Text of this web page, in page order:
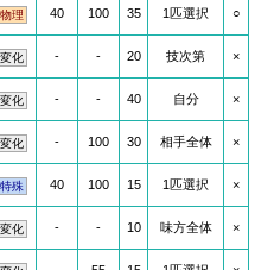
物理 40 100 35 1匹選択 ○
変化 - - 20 技次第 ×
変化 - - 40 自分 ×
変化 - 100 30 相手全体 ×
特殊 40 100 15 1匹選択 ×
変化 - - 10 味方全体 ×